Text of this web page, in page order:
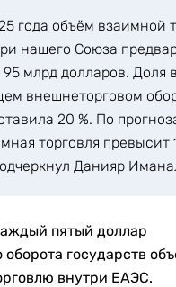
года объём взаимной
нашего Союза
млрд долларов. Доля
внешнеторговом
20 %. По
торговля превысит
Данияр
пятый доллар
оборота государств
внутри ЕАЭС.